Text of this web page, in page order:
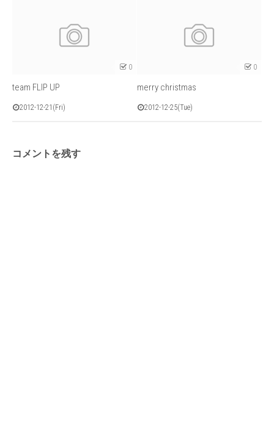
0
team FLIP UP
2012-12-21(Fri)
0
merry christmas
2012-12-25(Tue)
コメントを残す